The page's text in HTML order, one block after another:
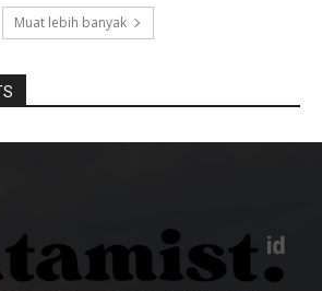
Muat lebih banyak